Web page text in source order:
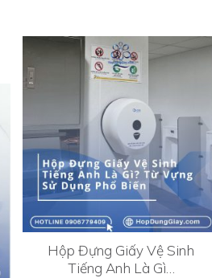
Hộp Đựng Giấy Vệ Sinh
Tiếng Anh Là Gì…